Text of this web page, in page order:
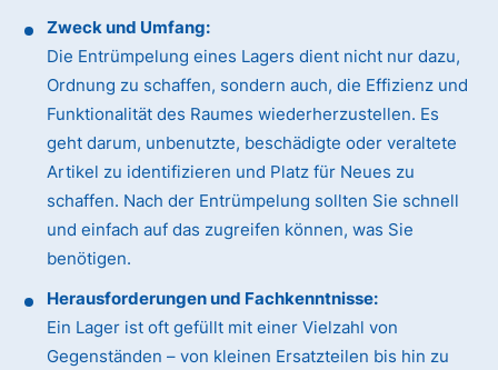
Zweck und Umfang:
Die Entrümpelung eines Lagers dient nicht nur dazu,
Ordnung zu schaffen, sondern auch, die Effizienz und
Funktionalität des Raumes wiederherzustellen. Es
geht darum, unbenutzte, beschädigte oder veraltete
Artikel zu identifizieren und Platz für Neues zu
schaffen. Nach der Entrümpelung sollten Sie schnell
und einfach auf das zugreifen können, was Sie
benötigen.
Herausforderungen und Fachkenntnisse:
Ein Lager ist oft gefüllt mit einer Vielzahl von
Gegenständen – von kleinen Ersatzteilen bis hin zu